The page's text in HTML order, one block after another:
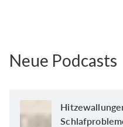
Neue Podcasts